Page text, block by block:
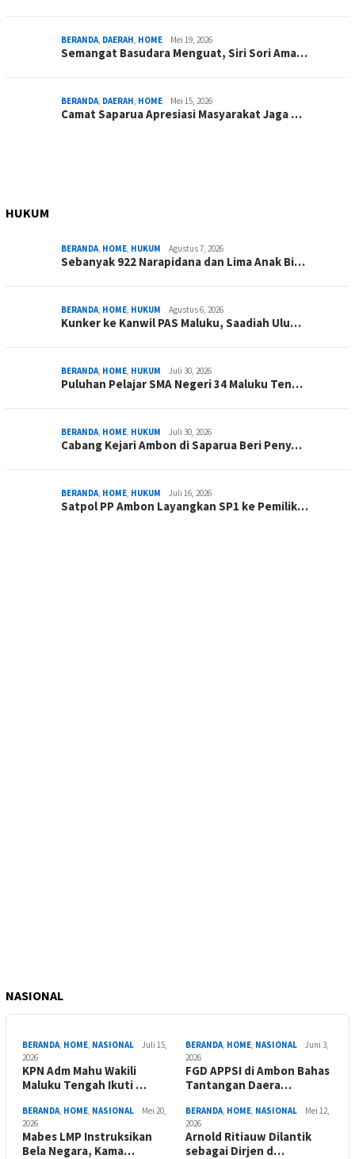
BERANDA DAERAH HOME Mei 19, 2026
Semangat Basudara Menguat, Siri Sori Ama…
BERANDA DAERAH HOME Mei 15, 2026
Camat Saparua Apresiasi Masyarakat Jaga …
HUKUM
BERANDA HOME HUKUM Agustus 7, 2026
Sebanyak 922 Narapidana dan Lima Anak Bi…
BERANDA HOME HUKUM Agustus 6, 2026
Kunker ke Kanwil PAS Maluku, Saadiah Ulu…
BERANDA HOME HUKUM Juli 30, 2026
Puluhan Pelajar SMA Negeri 34 Maluku Ten…
BERANDA HOME HUKUM Juli 30, 2026
Cabang Kejari Ambon di Saparua Beri Peny…
BERANDA HOME HUKUM Juli 16, 2026
Satpol PP Ambon Layangkan SP1 ke Pemilik…
NASIONAL
BERANDA HOME NASIONAL
Juli 15,
2026
KPN Adm Mahu Wakili
Maluku Tengah Ikuti …
BERANDA HOME NASIONAL
Juni 3,
2026
FGD APPSI di Ambon Bahas
Tantangan Daera…
BERANDA HOME NASIONAL
Mei 20,
2026
Mabes LMP Instruksikan
Bela Negara, Kama…
BERANDA HOME NASIONAL
Mei 12,
2026
Arnold Ritiauw Dilantik
sebagai Dirjen d…